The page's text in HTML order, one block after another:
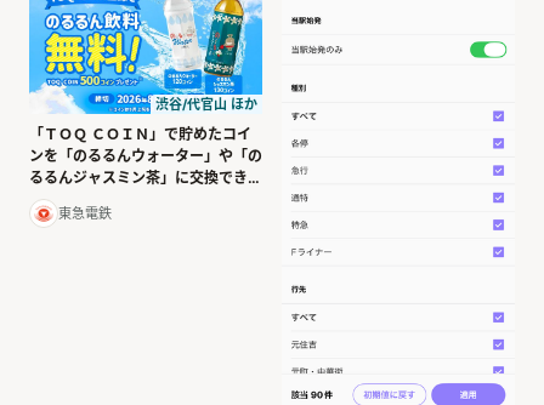
渋谷/代官山 ほか
「ＴＯＱ ＣＯＩＮ」で貯めたコイ
ンを「のるるんウォーター」や「の
るるんジャスミン茶」に交換できま
す！
東急電鉄